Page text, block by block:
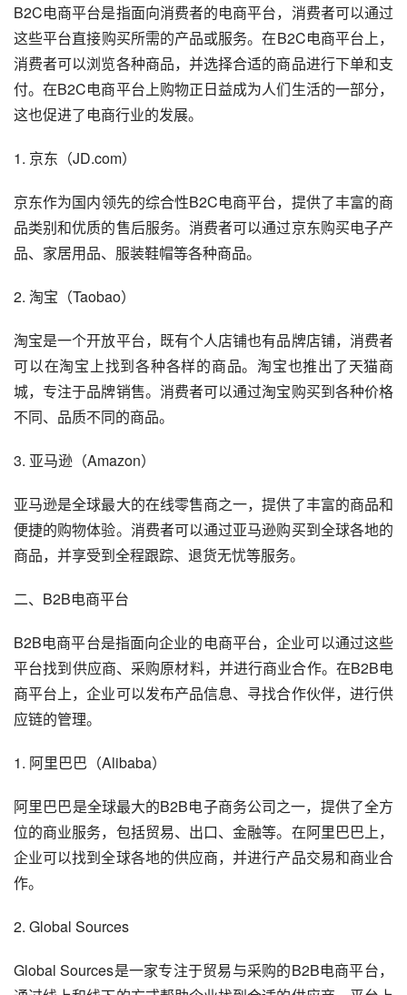
B2C电商平台是指面向消费者的电商平台，消费者可以通过
这些平台直接购买所需的产品或服务。在B2C电商平台上，
消费者可以浏览各种商品，并选择合适的商品进行下单和支
付。在B2C电商平台上购物正日益成为人们生活的一部分，
这也促进了电商行业的发展。
1. 京东（JD.com）
京东作为国内领先的综合性B2C电商平台，提供了丰富的商
品类别和优质的售后服务。消费者可以通过京东购买电子产
品、家居用品、服装鞋帽等各种商品。
2. 淘宝（Taobao）
淘宝是一个开放平台，既有个人店铺也有品牌店铺，消费者
可以在淘宝上找到各种各样的商品。淘宝也推出了天猫商
城，专注于品牌销售。消费者可以通过淘宝购买到各种价格
不同、品质不同的商品。
3. 亚马逊（Amazon）
亚马逊是全球最大的在线零售商之一，提供了丰富的商品和
便捷的购物体验。消费者可以通过亚马逊购买到全球各地的
商品，并享受到全程跟踪、退货无忧等服务。
二、B2B电商平台
B2B电商平台是指面向企业的电商平台，企业可以通过这些
平台找到供应商、采购原材料，并进行商业合作。在B2B电
商平台上，企业可以发布产品信息、寻找合作伙伴，进行供
应链的管理。
1. 阿里巴巴（Alibaba）
阿里巴巴是全球最大的B2B电子商务公司之一，提供了全方
位的商业服务，包括贸易、出口、金融等。在阿里巴巴上，
企业可以找到全球各地的供应商，并进行产品交易和商业合
作。
2. Global Sources
Global Sources是一家专注于贸易与采购的B2B电商平台，